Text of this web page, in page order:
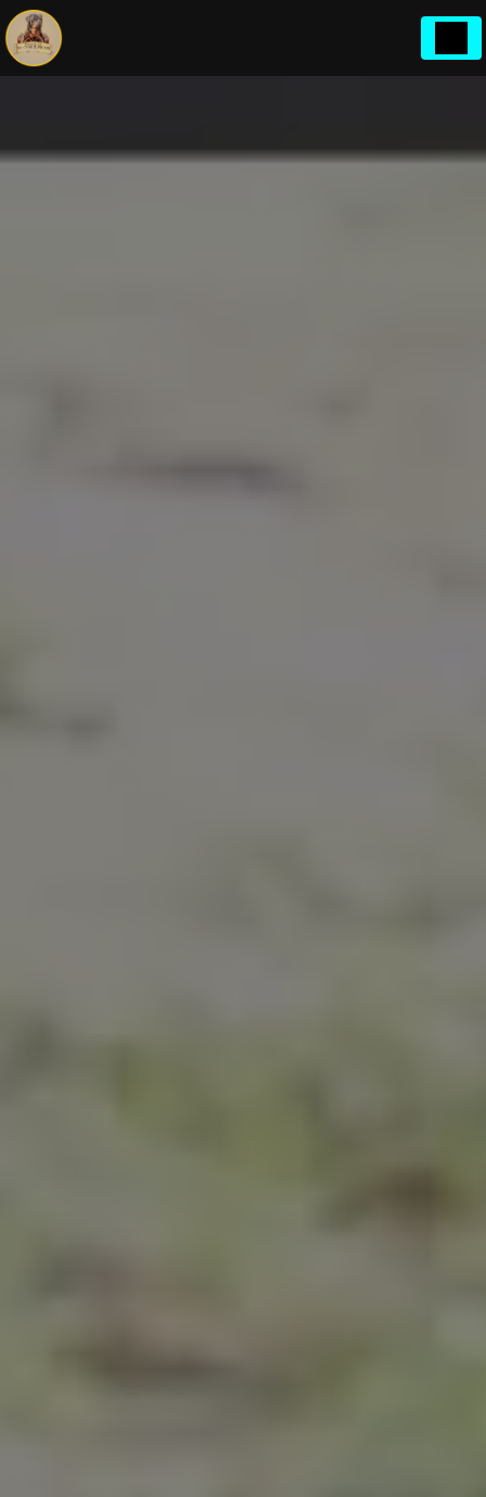
Panneau de gestion des cookies